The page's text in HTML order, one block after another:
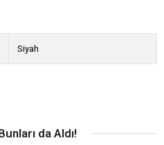
Siyah
da Aldı!